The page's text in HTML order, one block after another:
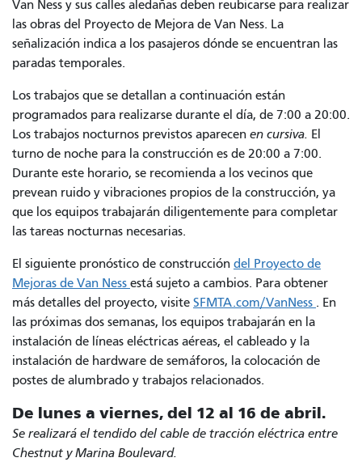
Van Ness y sus calles aledañas deben reubicarse para realizar
las obras del Proyecto de Mejora de Van Ness. La
señalización indica a los pasajeros dónde se encuentran las
paradas temporales.
Los trabajos que se detallan a continuación están
programados para realizarse durante el día, de 7:00 a 20:00.
Los trabajos nocturnos previstos aparecen en cursiva. El
turno de noche para la construcción es de 20:00 a 7:00.
Durante este horario, se recomienda a los vecinos que
prevean ruido y vibraciones propios de la construcción, ya
que los equipos trabajarán diligentemente para completar
las tareas nocturnas necesarias.
El siguiente pronóstico de construcción del Proyecto de
Mejoras de Van Ness está sujeto a cambios. Para obtener
más detalles del proyecto, visite SFMTA.com/VanNess . En
las próximas dos semanas, los equipos trabajarán en la
instalación de líneas eléctricas aéreas, el cableado y la
instalación de hardware de semáforos, la colocación de
postes de alumbrado y trabajos relacionados.
De lunes a viernes, del 12 al 16 de abril.
Se realizará el tendido del cable de tracción eléctrica entre
Chestnut y Marina Boulevard.